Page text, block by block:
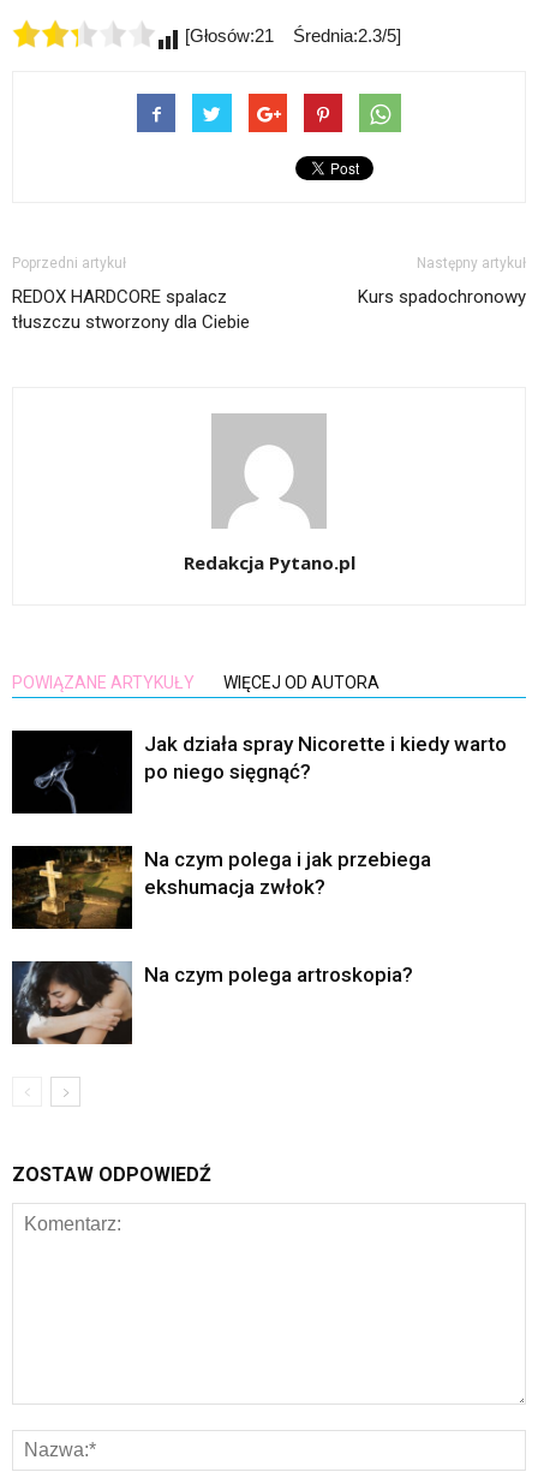
[Głosów:21 Średnia:2.3/5]
Poprzedni artykuł
REDOX HARDCORE spalacz
tłuszczu stworzony dla Ciebie
Następny artykuł
Kurs spadochronowy
Redakcja Pytano.pl
POWIĄZANE ARTYKUŁY WIĘCEJ OD AUTORA
Jak działa spray Nicorette i kiedy warto
po niego sięgnąć?
Na czym polega i jak przebiega
ekshumacja zwłok?
Na czym polega artroskopia?
ZOSTAW ODPOWIEDŹ